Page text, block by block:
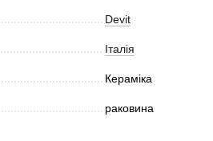
Devit
Італія
Кераміка
раковина